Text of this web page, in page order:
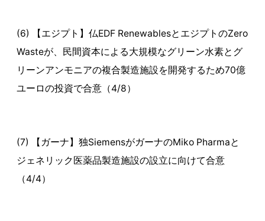
(6) 【エジプト】仏EDF RenewablesとエジプトのZero
Wasteが、民間資本による大規模なグリーン水素とグ
リーンアンモニアの複合製造施設を開発するため70億
ユーロの投資で合意（4/8）
(7) 【ガーナ】独SiemensがガーナのMiko Pharmaと
ジェネリック医薬品製造施設の設立に向けて合意
（4/4）